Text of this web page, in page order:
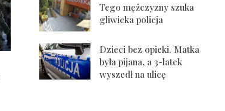
Tego mężczyzny szuka
gliwicka policja
Dzieci bez opieki. Matka
była pijana, a 3-latek
wyszedł na ulicę